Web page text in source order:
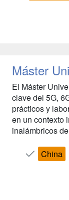
Máster
El Máster
clave del 5G,
prácticos y
en un contexto
inalámbricos
China